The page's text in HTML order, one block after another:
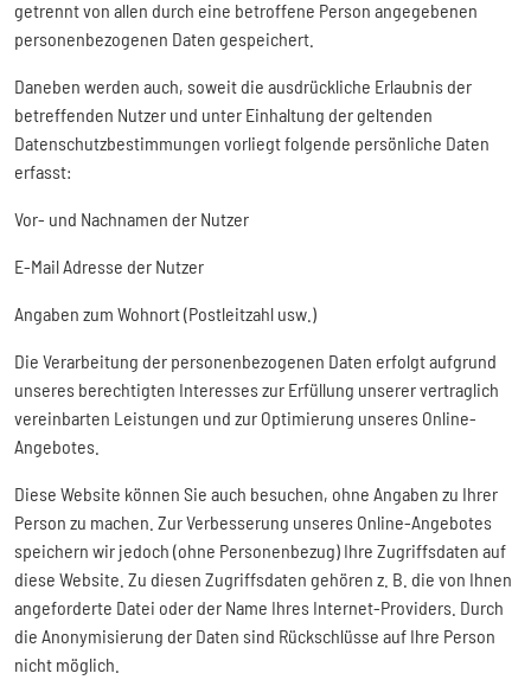
getrennt von allen durch eine betroffene Person angegebenen
personenbezogenen Daten gespeichert.
Daneben werden auch, soweit die ausdrückliche Erlaubnis der
betreffenden Nutzer und unter Einhaltung der geltenden
Datenschutzbestimmungen vorliegt folgende persönliche Daten
erfasst:
Vor- und Nachnamen der Nutzer
E-Mail Adresse der Nutzer
Angaben zum Wohnort (Postleitzahl usw.)
Die Verarbeitung der personenbezogenen Daten erfolgt aufgrund
unseres berechtigten Interesses zur Erfüllung unserer vertraglich
vereinbarten Leistungen und zur Optimierung unseres Online-
Angebotes.
Diese Website können Sie auch besuchen, ohne Angaben zu Ihrer
Person zu machen. Zur Verbesserung unseres Online-Angebotes
speichern wir jedoch (ohne Personenbezug) Ihre Zugriffsdaten auf
diese Website. Zu diesen Zugriffsdaten gehören z. B. die von Ihnen
angeforderte Datei oder der Name Ihres Internet-Providers. Durch
die Anonymisierung der Daten sind Rückschlüsse auf Ihre Person
nicht möglich.